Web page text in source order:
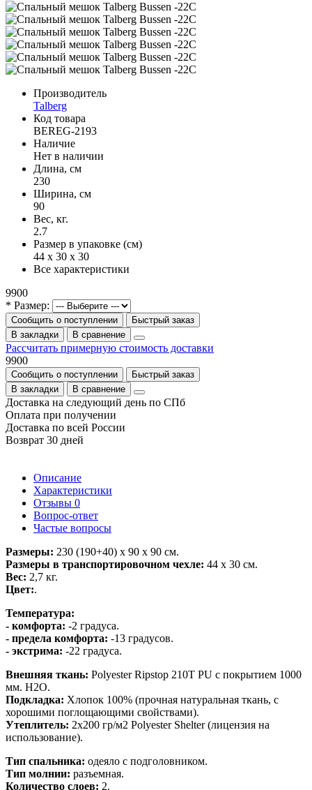
Производитель
Talberg
Код товара
BEREG-2193
Наличие
Нет в наличии
Длина, см
230
Ширина, см
90
Вес, кг.
2.7
Размер в упаковке (см)
44 x 30 x 30
Все характеристики
9900
* Размер:
Сообщить о поступлении
Быстрый заказ
В закладки
В сравнение
Рассчитать примерную стоимость доставки
9900
Сообщить о поступлении
Быстрый заказ
В закладки
В сравнение
Доставка на следующий день по СПб
Оплата при получении
Доставка по всей России
Возврат 30 дней
Описание
Характеристики
Отзывы 0
Вопрос-ответ
Частые вопросы
Размеры: 230 (190+40) х 90 х 90 см.
Размеры в транспортировочном чехле: 44 х 30 см.
Вес: 2,7 кг.
Цвет:.
Температура:
- комфорта: -2 градуса.
- предела комфорта: -13 градусов.
- экстрима: -22 градуса.
Внешняя ткань: Polyester Ripstop 210T PU с покрытием 1000
мм. H2O.
Подкладка: Хлопок 100% (прочная натуральная ткань, с
хорошими поглощающими свойствами).
Утеплитель: 2х200 гр/м2 Polyester Shelter (лицензия на
использование).
Тип спальника: одеяло с подголовником.
Тип молнии: разъемная.
Количество слоев: 2.